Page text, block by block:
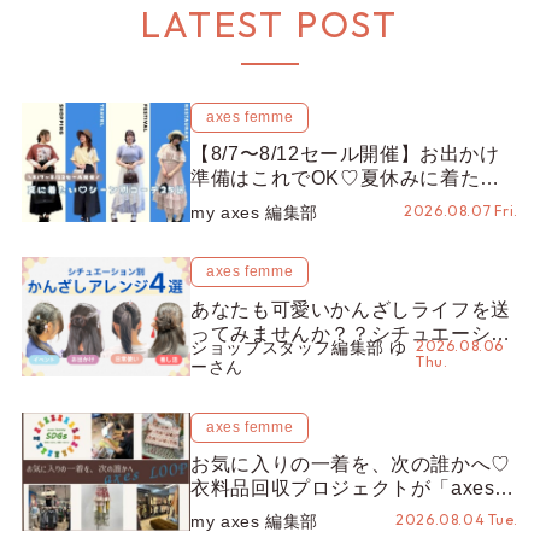
LATEST POST
axes femme
【8/7〜8/12セール開催】お出かけ
準備はこれでOK♡夏休みに着たい
コーデ25選をシーン別に徹底解説！
my axes 編集部 2026.08.07 Fri.
axes femme
あなたも可愛いかんざしライフを送
ってみませんか？？シチュエーショ
ン別“かんざし”のオススメ【ショッ
プスタッフ編集部】
ショップスタッフ編集部 ゆ
ーさん
2026.08.06
Thu.
axes femme
お気に入りの一着を、次の誰かへ♡
衣料品回収プロジェクトが「axes
LOOP」にアップデート！活用する
とポイントが手に入る◎
my axes 編集部 2026.08.04 Tue.